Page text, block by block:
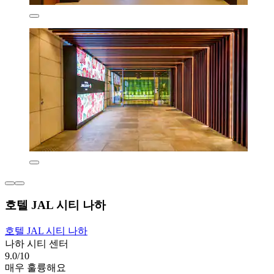
호텔 JAL 시티 나하
호텔 JAL 시티 나하
나하 시티 센터
9.0/10
매우 훌륭해요